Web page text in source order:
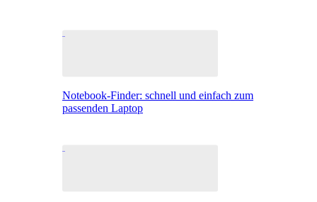
Notebook-Finder: schnell und einfach zum
passenden Laptop